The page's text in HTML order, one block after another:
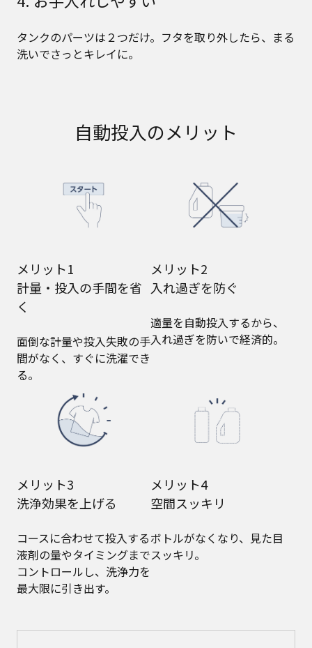
タンクのパーツは２つだけ。フタを取り外したら、まる
洗いでさっとキレイに。
自動投入のメリット
メリット1
計量・投入の手間を省
く
面倒な計量や投入失敗の手
間がなく、すぐに洗濯でき
る。
メリット2
入れ過ぎを防ぐ
適量を自動投入するから、
入れ過ぎを防いで経済的。
メリット3
洗浄効果を上げる
コースに合わせて投入する
液剤の量やタイミングまで
コントロールし、洗浄力を
最大限に引き出す。
メリット4
空間スッキリ
ボトルがなくなり、見た目
スッキリ。